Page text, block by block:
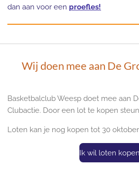
dan aan voor een proefles!
Wij doen mee aan De
Basketbalclub Weesp doet mee aan
Clubactie. Door een lot te kopen
Loten kan je nog kopen tot 30 oktober
Ik wil loten kopen